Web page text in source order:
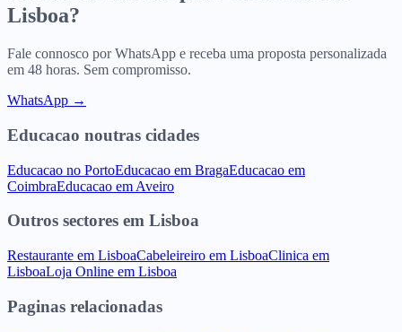
Lisboa?
Fale connosco por WhatsApp e receba uma proposta personalizada
em 48 horas. Sem compromisso.
WhatsApp →
Educacao noutras cidades
Educacao no PortoEducacao em BragaEducacao em
CoimbraEducacao em Aveiro
Outros sectores em Lisboa
Restaurante em LisboaCabeleireiro em LisboaClinica em
LisboaLoja Online em Lisboa
Paginas relacionadas